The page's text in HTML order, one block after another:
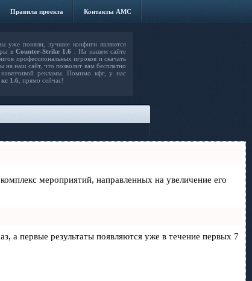
Правила проекта Контакты AMC
уже поняли, лучшие конфиги являются
в Counter-Strike 1.6
. На нашем сайте
профессиональных игроков и скачать
на наш сайт, что позволит вам бесплатно
навязчивой рекламы. Помимо кфг, у нас
1.6 , прямо сейчас!
мероприятий, направленных на увеличение его
а первые результаты появляются уже в течение первых 7